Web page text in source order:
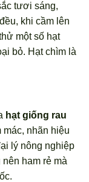
tươi sáng,
khi cầm lên
một số hạt
bỏ. Hạt chìm là
hạt giống rau
nhãn hiệu
lý nông nghiệp
ham rẻ mà